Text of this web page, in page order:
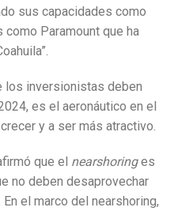
sus capacidades como
Paramount que ha
los inversionistas deben
es el aeronáutico en el
y a ser más atractivo.
que el nearshoringes
no deben desaprovechar
el marco del nearshoring,